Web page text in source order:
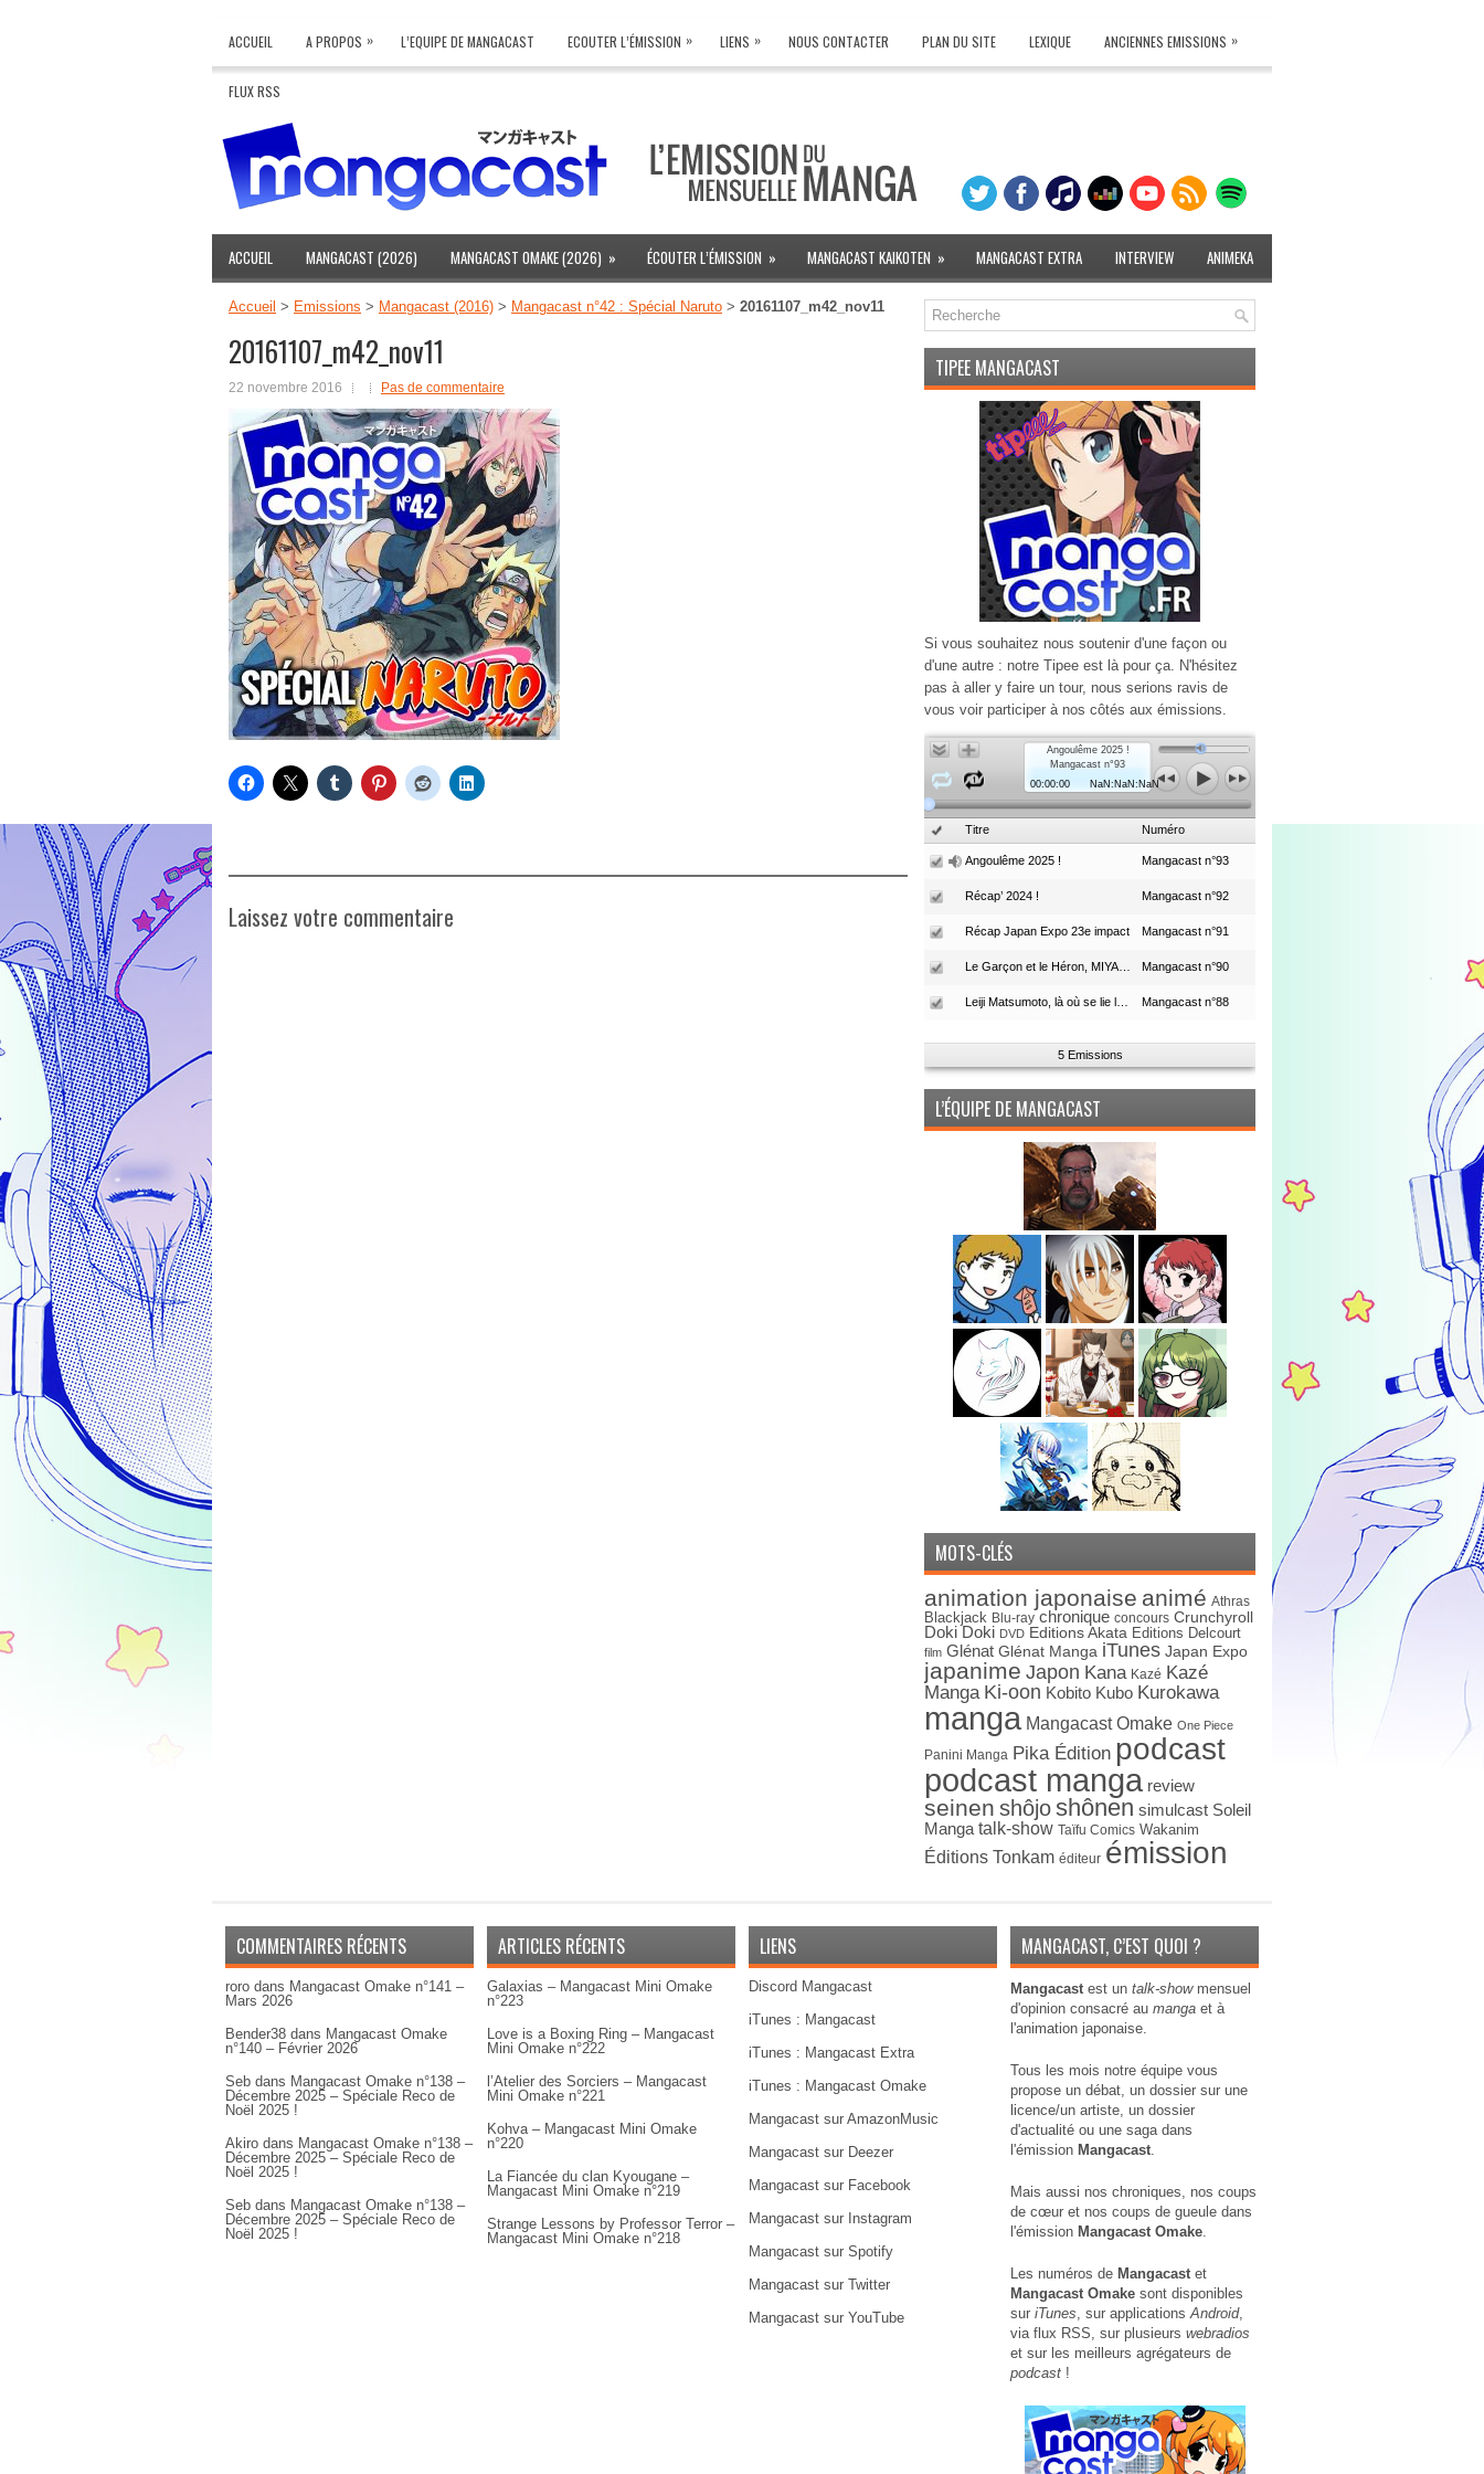
ACCUEIL A PROPOS » L’EQUIPE DE MANGACAST ECOUTER L’ÉMISSION » LIENS » NOUS CONTACTER PLAN DU SITE LEXIQUE ANCIENNES EMISSIONS »
FLUX RSS
ACCUEIL MANGACAST (2026) MANGACAST OMAKE (2026) » ÉCOUTER L’ÉMISSION » MANGACAST KAIKOTEN » MANGACAST EXTRA INTERVIEW ANIMEKA
Accueil > Emissions > Mangacast (2016) > Mangacast n°42 : Spécial Naruto > 20161107_m42_nov11
20161107_m42_nov11
22 novembre 2016 Pas de commentaire
Laissez votre commentaire
TIPEE MANGACAST
Si vous souhaitez nous soutenir d'une façon ou
d'une autre : notre Tipee est là pour ça. N'hésitez
pas à aller y faire un tour, nous serions ravis de
vous voir participer à nos côtés aux émissions.
Angoulême 2025 !
Mangacast n°93
00:00:00
NaN:NaN:NaN
Titre Numéro
Angoulême 2025 ! Mangacast n°93
Récap’ 2024 ! Mangacast n°92
Récap Japan Expo 23e impact Mangacast n°91
Mangacast n°90
Mangacast n°88
5 Emissions
L’ÉQUIPE DE MANGACAST
MOTS-CLÉS
animation japonaise animé Athras
Blackjack Blu-ray chronique concours Crunchyroll
Doki Doki DVD Editions Akata Editions Delcourt
film Glénat Glénat Manga iTunes Japan Expo
japanime Japon Kana Kazé Kazé
Manga Ki-oon Kobito Kubo Kurokawa
manga Mangacast Omake One Piece
Panini Manga Pika Édition podcast
podcast manga review
seinen shôjoshônen simulcast Soleil
Manga talk-show Taïfu Comics Wakanim
Éditions Tonkam éditeur émission
COMMENTAIRES RÉCENTS
roro dans Mangacast Omake n°141 –
Mars 2026
Bender38 dans Mangacast Omake
n°140 – Février 2026
Seb dans Mangacast Omake n°138 –
Décembre 2025 – Spéciale Reco de
Noël 2025 !
Akiro dans Mangacast Omake n°138 –
Décembre 2025 – Spéciale Reco de
Noël 2025 !
Seb dans Mangacast Omake n°138 –
Décembre 2025 – Spéciale Reco de
Noël 2025 !
ARTICLES RÉCENTS
Galaxias – Mangacast Mini Omake
n°223
Love is a Boxing Ring – Mangacast
Mini Omake n°222
l’Atelier des Sorciers – Mangacast
Mini Omake n°221
Kohva – Mangacast Mini Omake
n°220
La Fiancée du clan Kyougane –
Mangacast Mini Omake n°219
Strange Lessons by Professor Terror –
Mangacast Mini Omake n°218
LIENS
Discord Mangacast
iTunes : Mangacast
iTunes : Mangacast Extra
iTunes : Mangacast Omake
Mangacast sur AmazonMusic
Mangacast sur Deezer
Mangacast sur Facebook
Mangacast sur Instagram
Mangacast sur Spotify
Mangacast sur Twitter
Mangacast sur YouTube
MANGACAST, C’EST QUOI ?
Mangacastest un talk-showmensuel
d'opinion consacré au manga et à
l'animation japonaise.
Tous les mois notre équipe vous
propose un débat, un dossier sur une
licence/un artiste, un dossier
d'actualité ou une saga dans
l'émission Mangacast.
Mais aussi nos chroniques, nos coups
de cœur et nos coups de gueule dans
l'émission Mangacast Omake.
Les numéros de Mangacastet
Mangacast Omake sont disponibles
sur iTunes, sur applicationsAndroid,
via flux RSS, sur plusieurs webradios
et sur les meilleurs agrégateurs de
podcast !